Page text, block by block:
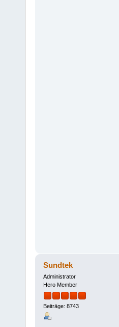
Sundtek
Administrator
Hero Member
Beiträge: 8743